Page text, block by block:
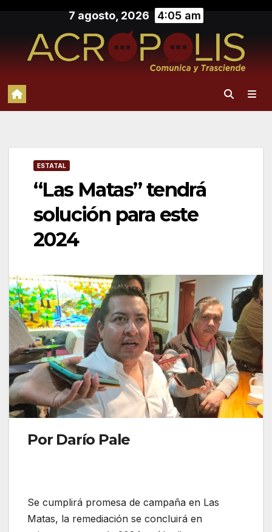
contenido
7 agosto, 2026 4:05 am
ESTATAL
“Las Matas” tendrá
solución para este
2024
Por Darío Pale
Se cumplirá promesa de campaña en Las
Matas, la remediación se concluirá en